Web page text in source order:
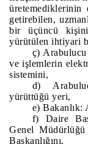
üretemediklerinin
getirebilen,
bir üçüncü
yürütülen ihtiyari
ç)
ve işlemlerin
sistemini,
d)
yürüttüğü yeri,
e) Bakanlık:
f) Daire
Genel
Başkanlığını,